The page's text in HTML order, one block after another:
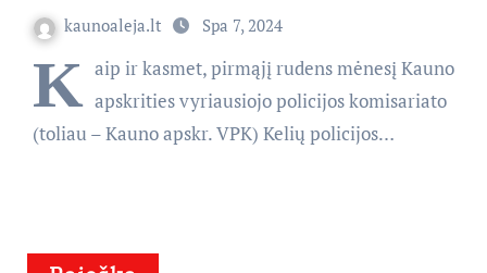
kaunoaleja.lt Spa 7, 2024
K aip ir kasmet, pirmąjį rudens mėnesį Kauno
apskrities vyriausiojo policijos komisariato
(toliau – Kauno apskr. VPK) Kelių policijos…